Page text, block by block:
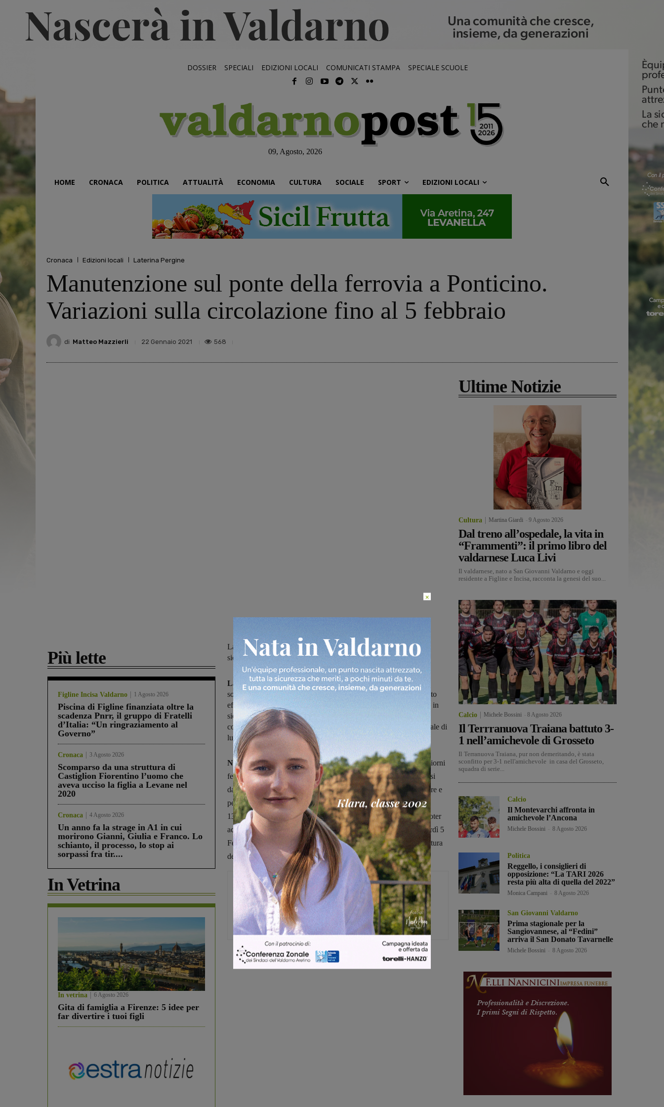
DOSSIER SPECIALI EDIZIONI LOCALI COMUNICATI STAMPA SPECIALE SCUOLE
09, Agosto, 2026
HOME CRONACA POLITICA ATTUALITÀ ECONOMIA CULTURA SOCIALE SPORT EDIZIONI LOCALI
Cronaca Edizioni locali Laterina Pergine
Manutenzione sul ponte della ferrovia a Ponticino.
Variazioni sulla circolazione fino al 5 febbraio
di Matteo Mazzierli 22 Gennaio 2021 568
Più lette
Figline Incisa Valdarno 1 Agosto 2026
Piscina di Figline finanziata oltre la
scadenza Pnrr, il gruppo di Fratelli
d’Italia: “Un ringraziamento al
Governo”
Cronaca 3 Agosto 2026
Scomparso da una struttura di
Castiglion Fiorentino l’uomo che
aveva ucciso la figlia a Levane nel
2020
Cronaca 4 Agosto 2026
Un anno fa la strage in A1 in cui
morirono Gianni, Giulia e Franco. Lo
schianto, il processo, lo stop ai
sorpassi fra tir....
In Vetrina
In vetrina 6 Agosto 2026
Gita di famiglia a Firenze: 5 idee per
far divertire i tuoi figli
Lavori previsti sul ponte della ferrovia a Ponticino per la messa in
sicurezza. Ecco le variazioni alla circolazione
Lavori previsti sul ponte sulla ferrovia a Ponticino : su
sollecitazione dell'Amministrazione, i tecnici di Ferrovie dello Stato
effettueranno una manutenzione straordinaria al ponte per mettere in
sicurezza il rivestimento in pietra della volta. Sarà comunque
consentito il passaggio pedonale per accedere al mercato settimanale di
lunedì 25 Gennaio.
Nel dettaglio le variazioni alla circolazione riguarderanno:i giorni
feriali da venerdì 22 Gennaio a martedì 26 Gennaio 2021 compresi
dalle ore 7.00 alle ore 17.00 con chiusura totale al transito veicolare e
pedonale; lunedì 25 Gennaio 2021 dalle ore 7.00 alle ore
13.00 consentito il solo transito pedonale sotto al manufatto per poter
accedere al mercato settimanale; da mercoledì 27 Gennaio a venerdì 5
Febbraio 2021 compresi restringimento della carreggiata con apertura
del traffico veicolare e pedonale.
Matteo Mazzierli
Ultime Notizie
Cultura Martina Giardi 9 Agosto 2026
Dal treno all’ospedale, la vita in
“Frammenti”: il primo libro del
valdarnese Luca Livi
Il valdarnese, nato a San Giovanni Valdarno e oggi
residente a Figline e Incisa, racconta la genesi del suo...
Calcio Michele Bossini 8 Agosto 2026
Il Terrranuova Traiana battuto 3-
1 nell’amichevole di Grosseto
Il Terranuova Traiana, pur non demeritando, è stata
sconfitto per 3-1 nell'amichevole in casa del Grosseto,
squadra di serie...
Calcio
Il Montevarchi affronta in
amichevole l’Ancona
Michele Bossini 8 Agosto 2026
Politica
Reggello, i consiglieri di
opposizione: “La TARI 2026
resta più alta di quella del 2022”
Monica Campani 8 Agosto 2026
San Giovanni Valdarno
Prima stagionale per la
Sangiovannese, al “Fedini”
arriva il San Donato Tavarnelle
Michele Bossini 8 Agosto 2026
×